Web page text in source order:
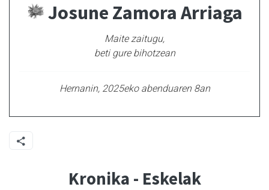
Josune Zamora Arriaga
Maite zaitugu,
beti gure bihotzean
Hernanin, 2025eko abenduaren 8an
Kronika - Eskelak